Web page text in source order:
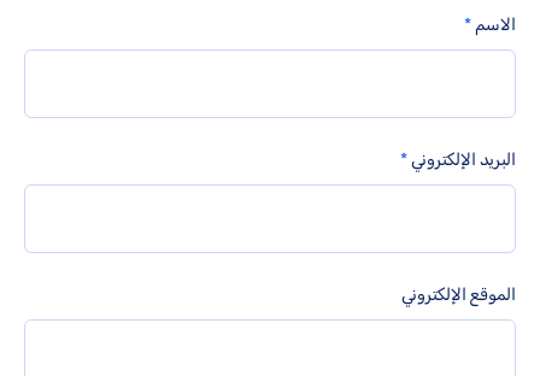
الاسم *
البريد الإلكتروني*
الموقع الإلكتروني